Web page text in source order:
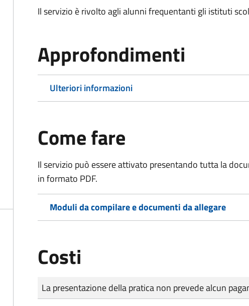
Il servizio è rivolto agli alunni frequentanti gli istituti
Approfondimenti
Ulteriori informazioni
Come fare
Il servizio può essere attivato presentando tutta la
in formato PDF.
Moduli da compilare e documenti da allegare
Costi
Tipo di pagamento
Importo
La presentazione della pratica non prevede alcun